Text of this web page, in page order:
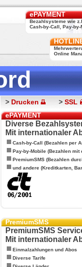
ePAYMENT
Bezahlsysteme wie
Cash-by-Call, Pay-by-
Online
> Drucken > SSL
ePAYMENT
Diverse
Mit internationaler
Cash-by-Call (Bezahlen per
Pay-by-Mobile (Bezahlen mit
PremiumSMS (Bezahlen
und andere (Kreditkarten,
PremiumSMS
PremiumSMS
Mit internationaler
Einmalzahlungen und Abos
Diverse Tarife